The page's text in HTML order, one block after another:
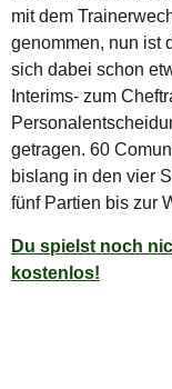
mit dem
genommen, nun ist
sich dabei schon
Interims- zum
getragen. 60
bislang in den vier
fünf Partien bis zur
Du spielst noch
kostenlos!